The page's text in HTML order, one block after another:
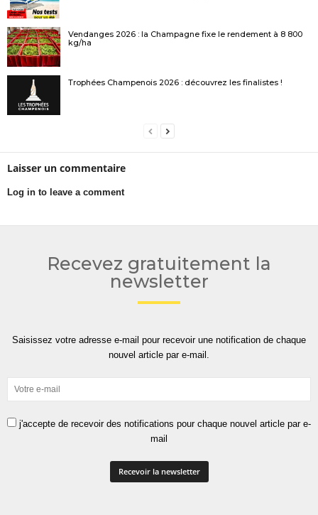
Vendanges 2026 : la Champagne fixe le rendement à 8 800
kg/ha
Trophées Champenois 2026 : découvrez les finalistes !
Laisser un commentaire
Log in to leave a comment
Recevez gratuitement la
newsletter
Saisissez votre adresse e-mail pour recevoir une notification de chaque
nouvel article par e-mail.
j'accepte de recevoir des notifications pour chaque nouvel article par e-
mail